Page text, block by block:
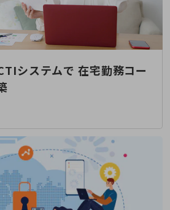
紹介
システムで 在宅勤務コー